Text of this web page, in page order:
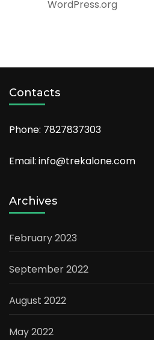
WordPress.org
Contacts
Phone: 7827837303
Email: info@trekalone.com
Archives
February 2023
September 2022
August 2022
May 2022